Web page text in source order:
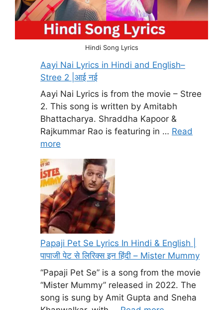
Hindi Song Lyrics
Aayi Nai Lyrics in Hindi and English–
Stree 2 |आई नई
Aayi Nai Lyrics is from the movie – Stree
2. This song is written by Amitabh
Bhattacharya. Shraddha Kapoor &
Rajkummar Rao is featuring in … Read
more
Papaji Pet Se Lyrics In Hindi & English |
पापाजी पेट से लिरिक्स इन हिंदी – Mister Mummy
“Papaji Pet Se” is a song from the movie
“Mister Mummy” released in 2022. The
song is sung by Amit Gupta and Sneha